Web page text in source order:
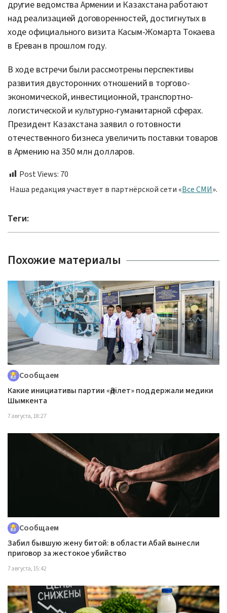
другие ведомства Армении и Казахстана работают
над реализацией договоренностей, достигнутых в
ходе официального визита Касым-Жомарта Токаева
в Ереван в прошлом году.
В ходе встречи были рассмотрены перспективы
развития двусторонних отношений в торгово-
экономической, инвестиционной, транспортно-
логистической и культурно-гуманитарной сферах.
Президент Казахстана заявил о готовности
отечественного бизнеса увеличить поставки товаров
в Армению на 350 млн долларов.
Post Views: 70
Наша редакция участвует в партнёрской сети «Все СМИ».
Теги:
Похожие материалы
Сообщаем
Какие инициативы партии «Әділет» поддержали медики
Шымкента
7 августа, 18:27
Сообщаем
Забил бывшую жену битой: в области Абай вынесли
приговор за жестокое убийство
7 августа, 15:42